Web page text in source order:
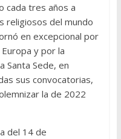
cada tres años a
religiosos del mundo
en excepcional por
y por la
Santa Sede, en
sus convocatorias,
la de 2022
del 14 de